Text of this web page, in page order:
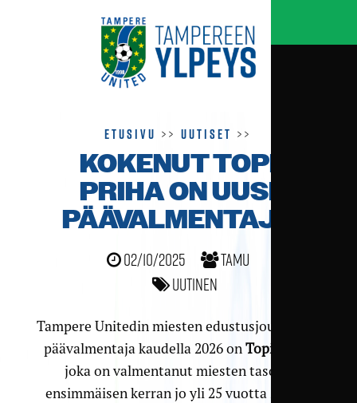
Etusivu >>Uutiset >>
KOKENUT TOPI
PRIHA ON UUSI
PÄÄVALMENTAJA
02/10/2025
TamU
Uutinen
Tampere Unitedin miesten edustus­joukkueen
päävalmentaja kaudella 2026 onTopi Priha
joka on valmentanut miesten tasolla
ensimmäisen kerran jo yli 25 vuotta sitten.